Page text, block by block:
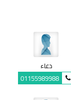
دعاء
01155989988